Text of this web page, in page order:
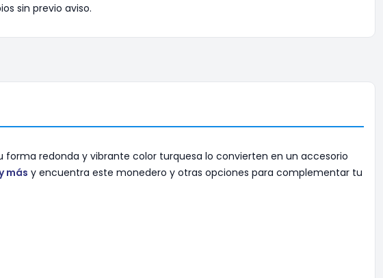
sin previo aviso.
forma redonda y vibrante color turquesa lo convierten en un accesorio
más y encuentra este monedero y otras opciones para complementar tu